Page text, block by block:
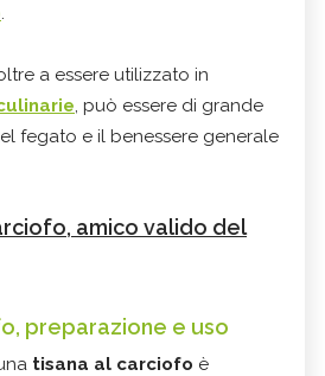
.
a essere utilizzato in
, può essere di grande
fegato e il benessere generale
amico valido del
preparazione e uso
tisana al carciofo è